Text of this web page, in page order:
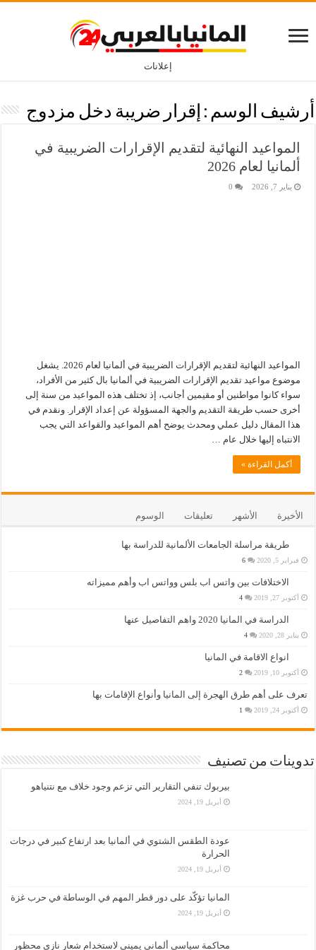
إعلانات
أرشيف الوسم : إقرار ضريبة دخل مزدوج
المواعيد النهائية لتقديم الإقرارات الضريبية في
ألمانيا لعام 2026
يناير 7, 2026 0
المواعيد النهائية لتقديم الإقرارات الضريبية في ألمانيا لعام 2026. يشغل
موضوع مواعيد تقديم الإقرارات الضريبية في ألمانيا بال كثير من الأفراد،
سواء كانوا مواطنين أو مقيمين أجانب، إذ تختلف هذه المواعيد من سنة إلى
أخرى حسب طريقة التقديم والجهة المسؤولة عن إعداد الإقرار. ونقدم في
هذا المقال دليل عملي ومحدث يوضح أهم المواعيد والقواعد التي يجب
الانتباه إليها خلال عام …
أكمل القراءة »
الأخيرة الأشهر تعليقات الوسوم
طريقة مراسلة الجامعات الألمانية للدراسة بها
فبراير 5, 2020 6
الاختلافات بين واتس اب بلس وواتس اب وأهم مميزاته
أكتوبر 27, 2019 4
الدراسة في المانيا 2020 واهم التفاصيل عنها
يناير 28, 2020 4
انواع الاقامة في المانيا
أكتوبر 10, 2019 2
تعرف على أهم طرق الهجرة إلى المانيا وأنواع الإقامات بها
أكتوبر 24, 2019 1
تدوينات من تصنيف
بيربوك تنفي التقارير التي تزعم وجود خلاف مع نتنياهو
أبريل 19, 2024
عودة الطقس الشتوي في ألمانيا بعد ارتفاع كبير في درجات
الحرارة
أبريل 19, 2024
المانيا تؤكّد على دور قطر المهم في الوساطة في حرب غزة
أبريل 19, 2024
محاكمة سياسي ألماني يميني لاستخدام شعار نازي محظور